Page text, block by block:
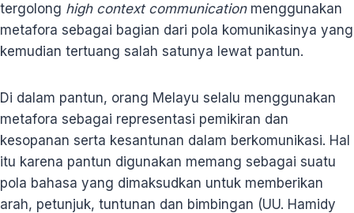
tergolong high context communicationmenggunakan
metafora sebagai bagian dari pola komunikasinya yang
kemudian tertuang salah satunya lewat pantun.
Di dalam pantun, orang Melayu selalu menggunakan
metafora sebagai representasi pemikiran dan
kesopanan serta kesantunan dalam berkomunikasi. Hal
itu karena pantun digunakan memang sebagai suatu
pola bahasa yang dimaksudkan untuk memberikan
arah, petunjuk, tuntunan dan bimbingan (UU. Hamidy